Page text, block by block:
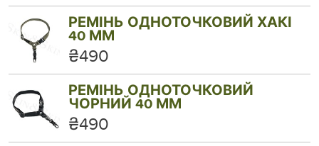
РЕМІНЬ ОДНОТОЧКОВИЙ ХАКІ
40 ММ
₴490
РЕМІНЬ ОДНОТОЧКОВИЙ
ЧОРНИЙ 40 ММ
₴490